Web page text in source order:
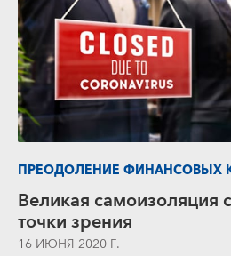
ПРЕОДОЛЕНИЕ ФИНАНСОВЫХ
Великая самоизоляция
точки зрения
16 ИЮНЯ 2020 Г.